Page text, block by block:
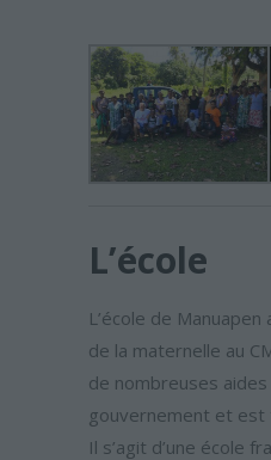
L’école
L’école de
de la maternelle au
de nombreuses
gouvernement et
Il s’agit d’une école